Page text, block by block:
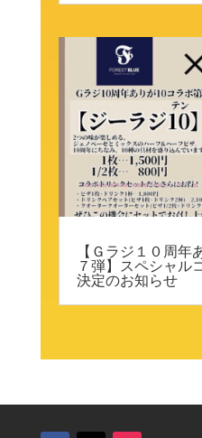
【Ｇラジ１０周
７弾】スペシャル
決定のお知らせ